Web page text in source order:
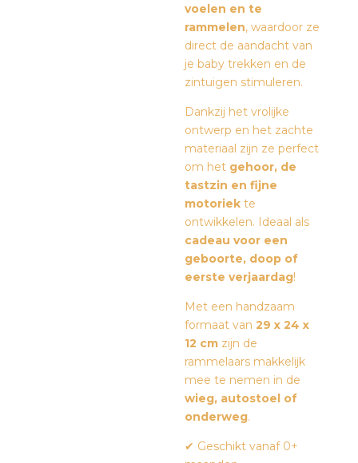
voelen en te
rammelen, waardoor ze
direct de aandacht van
je baby trekken en de
zintuigen stimuleren.
Dankzij het vrolijke
ontwerp en het zachte
materiaal zijn ze perfect
om het gehoor, de
tastzin en fijne
motoriek te
ontwikkelen. Ideaal als
cadeau voor een
geboorte, doop of
eerste verjaardag!
Met een handzaam
formaat van29 x 24 x
12 cm zijn de
rammelaars makkelijk
mee te nemen in de
wieg, autostoel of
onderweg.
✔ Geschikt vanaf 0+